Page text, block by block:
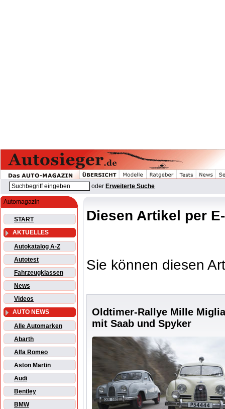
oder Erweiterte Suche
Automagazin
START
AKTUELLES
Autokatalog A-Z
Autotest
Fahrzeugklassen
News
Videos
AUTO NEWS
Alle Automarken
Abarth
Alfa Romeo
Aston Martin
Audi
Bentley
BMW
Diesen Artikel per
Sie können diesen
Oldtimer-Rallye Mille
mit Saab und Spyker